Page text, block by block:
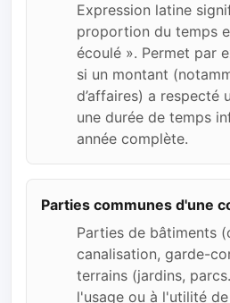
Expression latine
proportion du temps
écoulé ». Permet par
si un montant
d’affaires) a respecté
une durée de temps
année complète.
Parties communes d'une
Parties de bâtiments
canalisation, garde-
terrains (jardins,
l'usage ou à l'utilité